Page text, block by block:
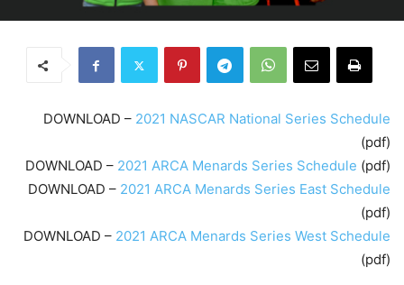
DOWNLOAD – 2021 NASCAR National Series Schedule
(pdf)
DOWNLOAD – 2021 ARCA Menards Series Schedule (pdf)
DOWNLOAD – 2021 ARCA Menards Series East Schedule
(pdf)
DOWNLOAD – 2021 ARCA Menards Series West Schedule
(pdf)